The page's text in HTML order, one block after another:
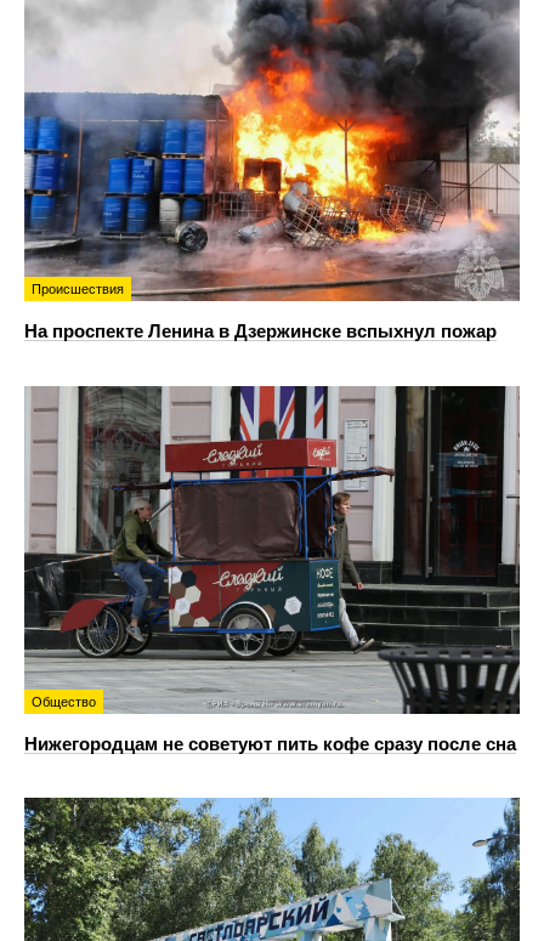
Происшествия
На проспекте Ленина в Дзержинске вспыхнул пожар
Общество
Нижегородцам не советуют пить кофе сразу после сна